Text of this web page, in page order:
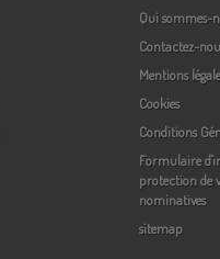
Qui sommes-
Contactez-
Mentions
Cookies
Conditions
Formulaire
protection de
nominatives
sitemap